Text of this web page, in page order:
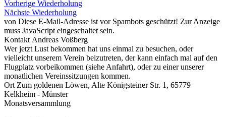
Vorherige Wiederholung
Nächste Wiederholung
von Diese E-Mail-Adresse ist vor Spambots geschützt! Zur Anzeige
muss JavaScript eingeschaltet sein.
Kontakt Andreas Voßberg
Wer jetzt Lust bekommen hat uns einmal zu besuchen, oder
vielleicht unserem Verein beizutreten, der kann einfach mal auf den
Flugplatz vorbeikommen (siehe Anfahrt), oder zu einer unserer
monatlichen Vereinssitzungen kommen.
Ort Zum goldenen Löwen, Alte Königsteiner Str. 1, 65779
Kelkheim - Münster
Monatsversammlung